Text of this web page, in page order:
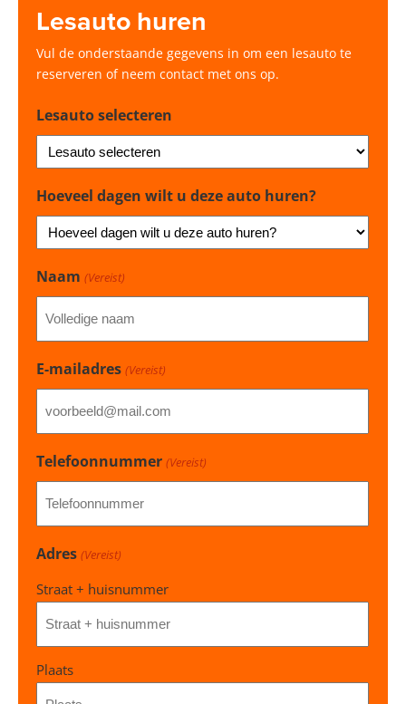
Lesauto huren
Vul de onderstaande gegevens in om een lesauto te
reserveren of neem contact met ons op.
Lesauto selecteren
Hoeveel dagen wilt u deze auto huren?
Naam (Vereist)
E-mailadres (Vereist)
Telefoonnummer (Vereist)
Adres (Vereist)
Straat + huisnummer
Plaats